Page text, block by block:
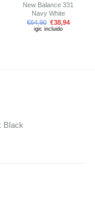
New Balance 331
Navy White
€64,90 €38,94
igic incluido
Black